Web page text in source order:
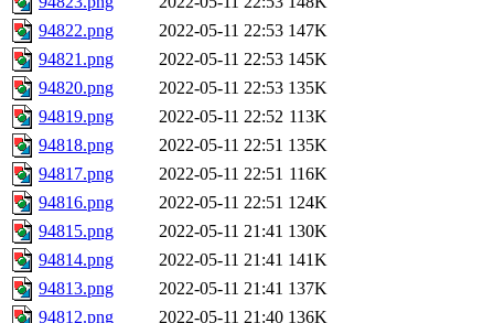
94822.png
2022-05-11 22:53 147K
94821.png
2022-05-11 22:53 145K
94820.png
2022-05-11 22:53 135K
94819.png
2022-05-11 22:52 113K
94818.png
2022-05-11 22:51 135K
94817.png
2022-05-11 22:51 116K
94816.png
2022-05-11 22:51 124K
94815.png
2022-05-11 21:41 130K
94814.png
2022-05-11 21:41 141K
94813.png
2022-05-11 21:41 137K
94812.png
2022-05-11 21:40 136K